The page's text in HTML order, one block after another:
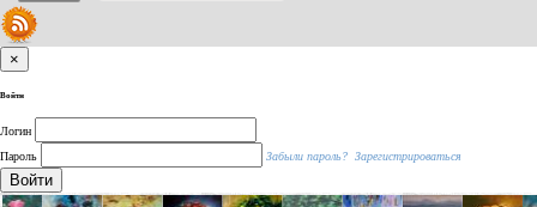
×
Войти
Логин
Пароль
Забыли пароль? Зарегистрироваться
Войти